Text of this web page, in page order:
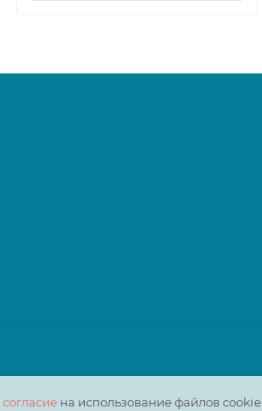
согласие на использование файлов cookie.